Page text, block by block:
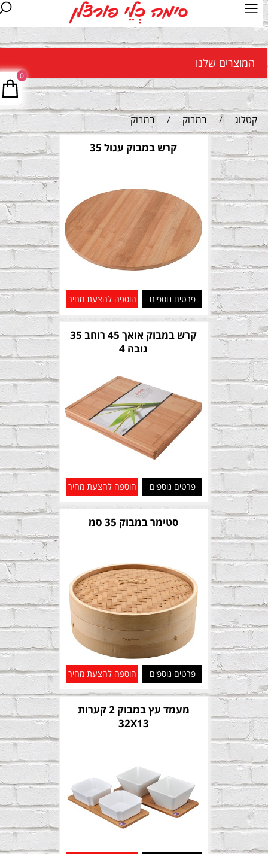
המוצרים שלנו
קטלוג / במבוק / במבוק
0
קרש במבוק עגול 35
פרטים נוספים הוספה להצעת מחיר
קרש במבוק אואך 45 רוחב 35
גובה 4
פרטים נוספים הוספה להצעת מחיר
סטימר במבוק 35 סמ
פרטים נוספים הוספה להצעת מחיר
מעמד עץ במבוק 2 קערות
32X13